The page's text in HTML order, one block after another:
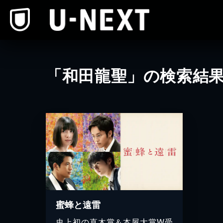
「和田龍聖」の検索結
蜜蜂と遠雷